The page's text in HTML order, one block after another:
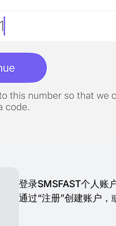
登录SMSFAST个人账
通过“注册”创建账户，